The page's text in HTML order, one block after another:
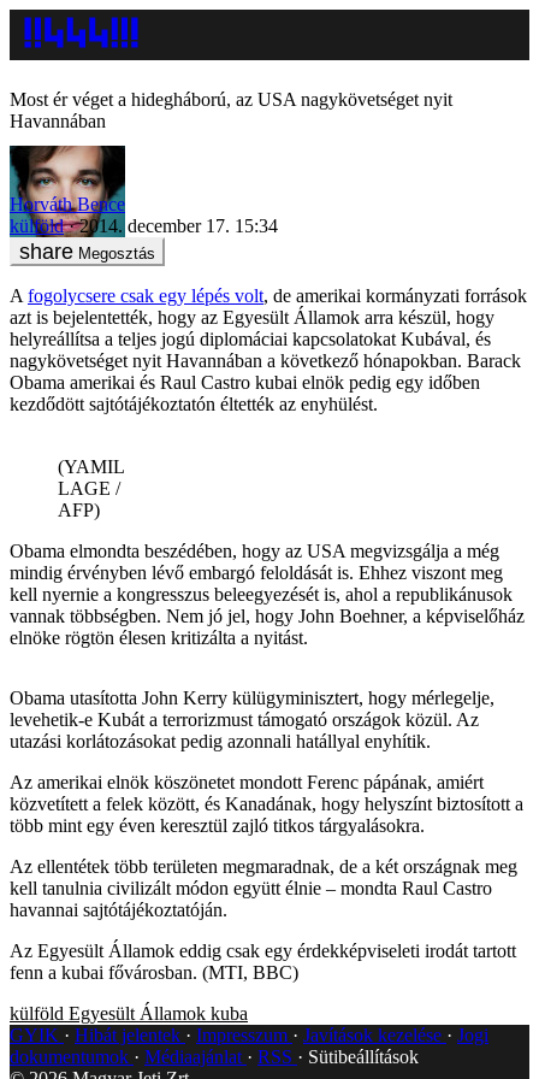
Most ér véget a hidegháború, az USA nagykövetséget nyit
Havannában
Horváth Bence
külföld
2014. december 17. 15:34
Megosztás
A fogolycsere csak egy lépés volt, de amerikai kormányzati források
azt is bejelentették, hogy az Egyesült Államok arra készül, hogy
helyreállítsa a teljes jogú diplomáciai kapcsolatokat Kubával, és
nagykövetséget nyit Havannában a következő hónapokban. Barack
Obama amerikai és Raul Castro kubai elnök pedig egy időben
kezdődött sajtótájékoztatón éltették az enyhülést.
(YAMIL
LAGE /
AFP)
Obama elmondta beszédében, hogy az USA megvizsgálja a még
mindig érvényben lévő embargó feloldását is. Ehhez viszont meg
kell nyernie a kongresszus beleegyezését is, ahol a republikánusok
vannak többségben. Nem jó jel, hogy John Boehner, a képviselőház
elnöke rögtön élesen kritizálta a nyitást.
Obama utasította John Kerry külügyminisztert, hogy mérlegelje,
levehetik-e Kubát a terrorizmust támogató országok közül. Az
utazási korlátozásokat pedig azonnali hatállyal enyhítik.
Az amerikai elnök köszönetet mondott Ferenc pápának, amiért
közvetített a felek között, és Kanadának, hogy helyszínt biztosított a
több mint egy éven keresztül zajló titkos tárgyalásokra.
Az ellentétek több területen megmaradnak, de a két országnak meg
kell tanulnia civilizált módon együtt élnie – mondta Raul Castro
havannai sajtótájékoztatóján.
Az Egyesült Államok eddig csak egy érdekképviseleti irodát tartott
fenn a kubai fővárosban. (MTI, BBC)
külföld Egyesült Államok kuba
GYIK
Hibát jelentek Impresszum Javítások kezelése
Jogi
dokumentumok
Médiaajánlat RSS
Sütibeállítások